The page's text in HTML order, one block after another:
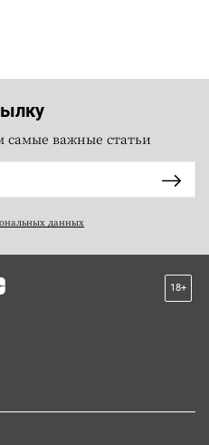
важные статьи
данных
18+